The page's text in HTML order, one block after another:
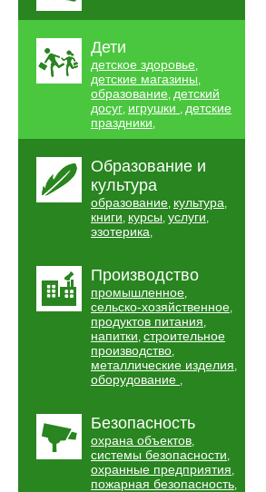
Дети
детское здоровье,
детские магазины,
образование, детский
досуг, игрушки , детские
праздники,
Образование и
культура
образование, культура,
книги, курсы, услуги,
эзотерика,
Производство
промышленное,
сельско-хозяйственное,
продуктов питания,
напитки, строительное
производство,
металлические изделия,
оборудование ,
Безопасность
охрана объектов,
системы безопасности,
охранные предприятия,
пожарная безопасность,